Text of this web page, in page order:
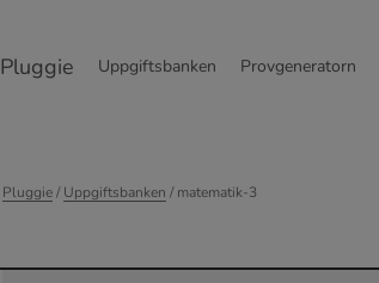
Pluggie Uppgiftsbanken Provgeneratorn
Pluggie/Uppgiftsbanken / matematik-3